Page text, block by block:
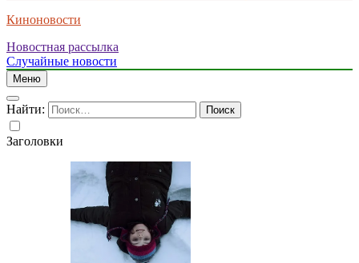
Киноновости
Новостная рассылка
Случайные новости
Меню
Найти:
Заголовки